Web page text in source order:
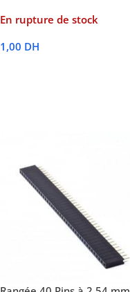
En rupture de stock
1,00 DH